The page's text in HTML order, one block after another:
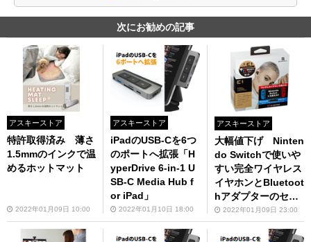
次にお勧めの記事
アスキーストア
特許取得済み 薄さ
1.5mmのインクで温
めるホットマット
2022年01月09日 10:00
アスキーストア
iPadのUSB-Cを6つ
のポートへ拡張「H
yperDrive 6-in-1 U
SB-C Media Hub f
or iPad」
2022年01月10日 18:00
アスキーストア
大幅値下げ Ninten
do Switchで使いや
すい完全ワイヤレス
イヤホンとBluetoot
hアダプターのセッ
ト2022年01月09日 23:00